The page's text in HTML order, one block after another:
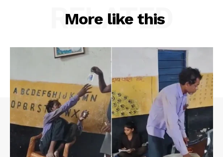
More like this
RELATED